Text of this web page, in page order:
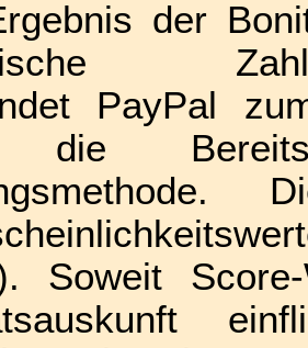
der
PayPal
die
Soweit